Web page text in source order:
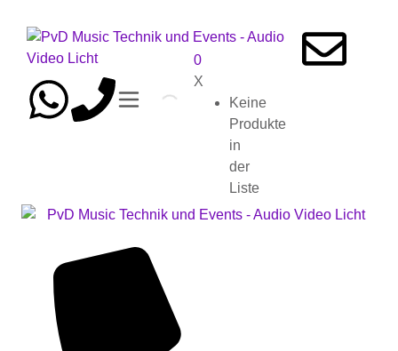
0
X
Keine
Produkte
in
der
Liste